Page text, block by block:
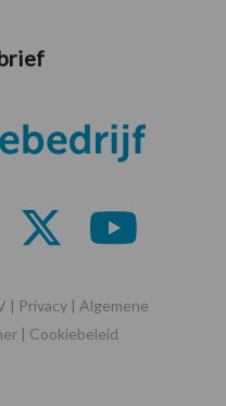
| Privacy | Algemene
| Cookiebeleid